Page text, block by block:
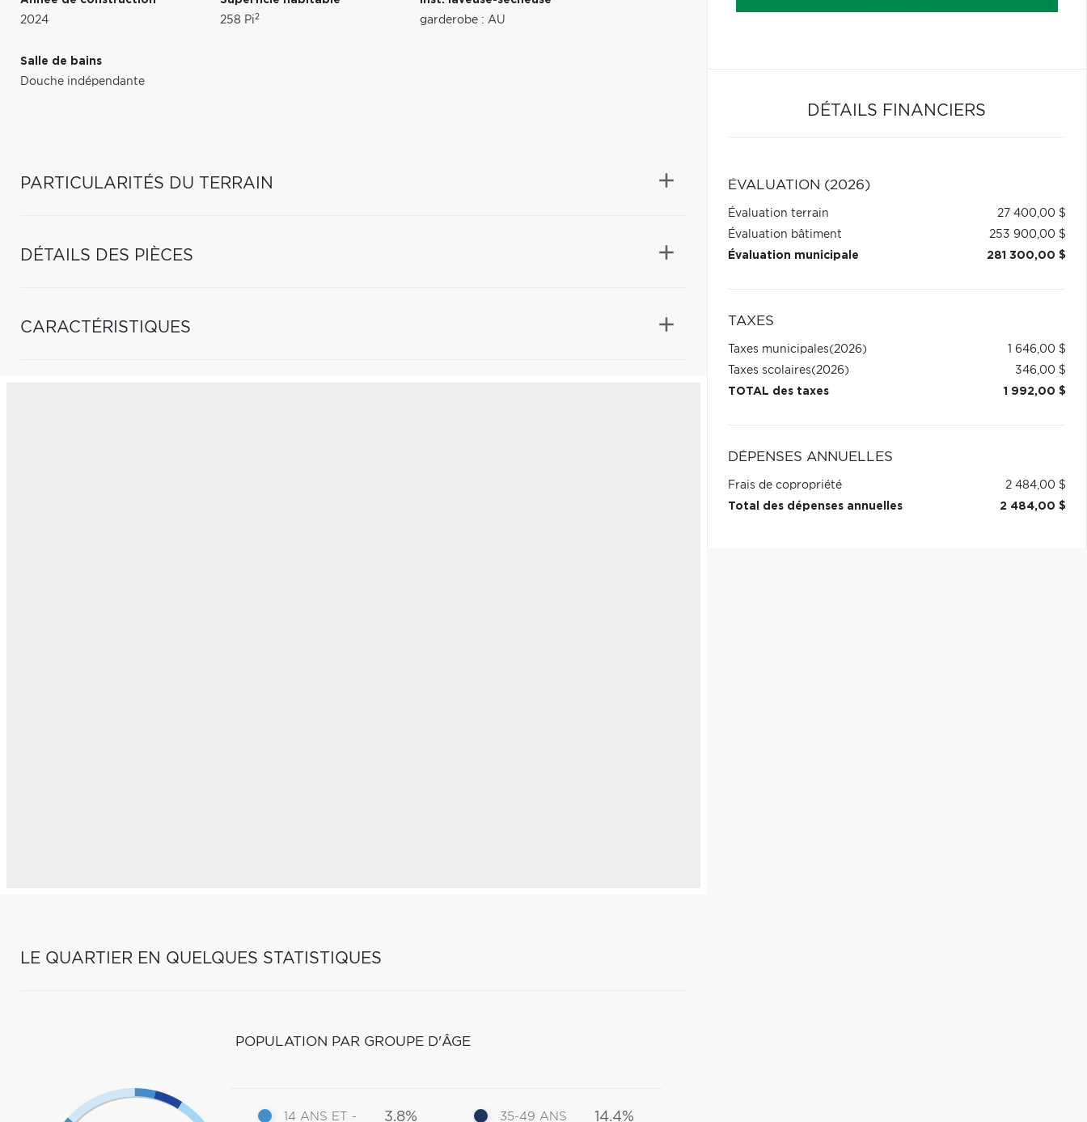
2024
258 Pi2
garderobe : AU
Salle de bains
Douche indépendante
PARTICULARITÉS DU TERRAIN
DÉTAILS DES PIÈCES
CARACTÉRISTIQUES
LE QUARTIER EN QUELQUES STATISTIQUES
POPULATION PAR GROUPE D'ÂGE
14 ANS ET - 3.8% 35-49 ANS 14.4%
DÉTAILS FINANCIERS
ÉVALUATION (2026)
Évaluation terrain
27 400,00 $
Évaluation bâtiment
253 900,00 $
Évaluation municipale
281 300,00 $
TAXES
Taxes municipales(2026)
1 646,00 $
Taxes scolaires(2026)
346,00 $
TOTAL des taxes
1 992,00 $
DÉPENSES ANNUELLES
Frais de copropriété
2 484,00 $
Total des dépenses annuelles
2 484,00 $